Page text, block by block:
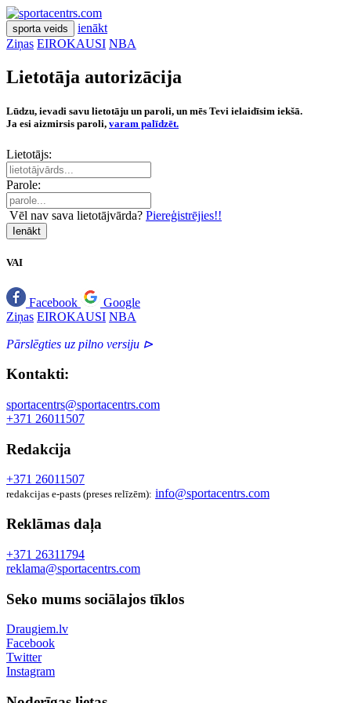
sporta veids
ienākt
Ziņas EIROKAUSI NBA
Lietotāja autorizācija
Lūdzu, ievadi savu lietotāju un paroli, un mēs Tevi ielaidīsim iekšā.
Ja esi aizmirsis paroli, varam palīdzēt.
Lietotājs:
Parole:
Vēl nav sava lietotājvārda? Piereģistrējies!!
Ienākt
VAI
Facebook
Google
Ziņas EIROKAUSI NBA
Pārslēgties uz pilno versiju ⊳
Kontakti:
sportacentrs@sportacentrs.com
+371 26011507
Redakcija
+371 26011507
redakcijas e-pasts (preses relīzēm): info@sportacentrs.com
Reklāmas daļa
+371 26311794
reklama@sportacentrs.com
Seko mums sociālajos tīklos
Draugiem.lv
Facebook
Twitter
Instagram